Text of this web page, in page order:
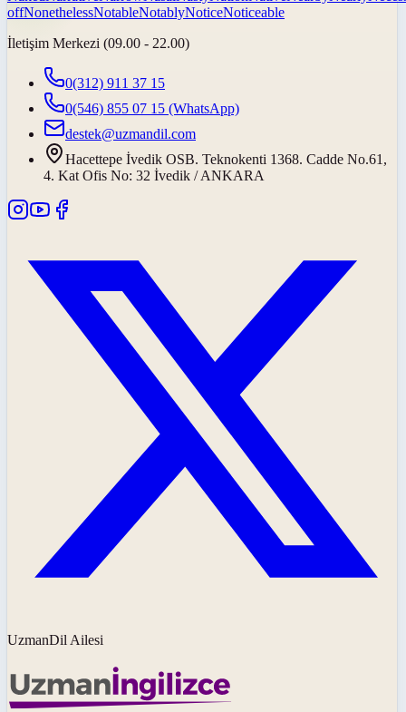
offNonethelessNotableNotablyNoticeNoticeable
İletişim Merkezi (09.00 - 22.00)
0(312) 911 37 15
0(546) 855 07 15 (WhatsApp)
destek@uzmandil.com
Hacettepe İvedik OSB. Teknokenti 1368. Cadde No.61,
4. Kat Ofis No: 32 İvedik / ANKARA
UzmanDil Ailesi